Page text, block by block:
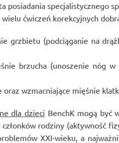
specjalistycznego
ćwiczeń korekcyjnych
grzbietu (podciąganie na
brzucha (unoszenie nóg
oraz wzmacniające mięśnie
dla dzieci BenchK mogą być
rodziny (aktywność
XXI-wieku, a